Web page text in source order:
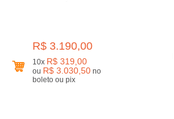
R$ 3.190,00
10x R$ 319,00
ou R$ 3.030,50 no
boleto ou pix